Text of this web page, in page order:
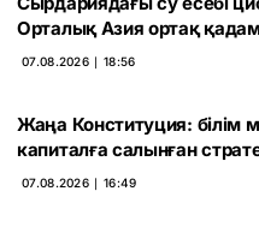
Орталық Азия ортақ
07.08.2026 ∣ 18:56
Жаңа Конституция: білім
капиталға салынған
негіз
07.08.2026 ∣ 16:49